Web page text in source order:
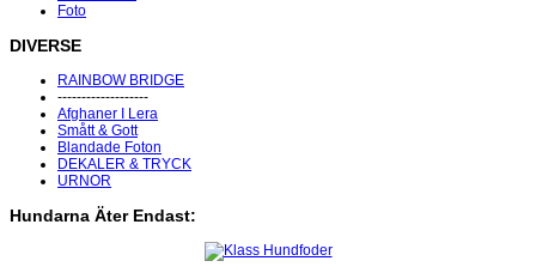
Foto
DIVERSE
RAINBOW BRIDGE
-------------------
Afghaner I Lera
Smått & Gott
Blandade Foton
DEKALER & TRYCK
URNOR
Hundarna Äter Endast: